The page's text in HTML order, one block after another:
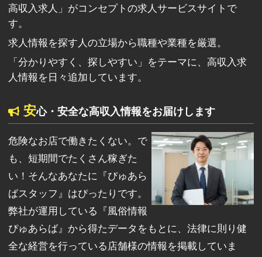
高収入求人」がコンセプトの求人サービスサイトで
す。
求人情報を探す人の立場から職種や業種を厳選。
「分かりやすく、探しやすい」をテーマに、高収入求
人情報を日々追加しています。
安心・安全な高収入情報をお届けします
危険なお店で働きたくない。で
も、短期間でたくさん稼ぎた
い！そんなあなたに『ぴゅあら
ばスタッフ』はぴったりです。
弊社が運用している『風俗情報
ぴゅあらば』から得たデータをもとに、法律に則り健
全な経営を行っている店舗様の情報を掲載していま